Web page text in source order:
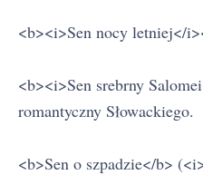
<b><i>Sen nocy letniej</
<b><i>Sen srebrny
romantyczny Słowackiego.
<b>Sen o szpadzie</b>